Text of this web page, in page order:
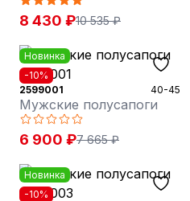
8 430 ₽10 535 ₽
Новинка
-10%
2599001
40-45
Мужские полусапоги
6 900 ₽7 665 ₽
Новинка
-10%